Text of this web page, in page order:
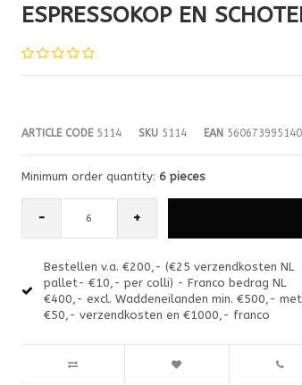
ESPRESSOKOP EN
ARTICLE CODE5114 SKU5114 EAN
Minimum order quantity: 6 pieces
- +
Bestellen v.a. €200,- (€25 verzendkosten NL
pallet- €10,- per colli) - Franco bedrag NL
€400,- excl. Waddeneilanden min. €500,- met
€50,- verzendkosten en €1000,- franco